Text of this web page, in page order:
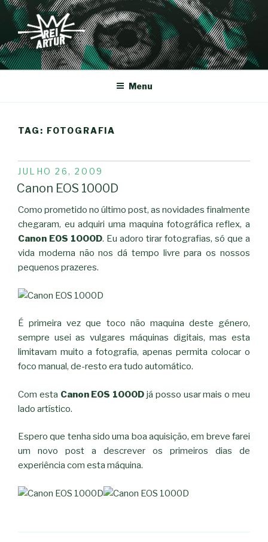
Saltar
para
conteúdo
REI-ARTUR
Menu
TAG: FOTOGRAFIA
PUBLICADO
EM
JULHO 26, 2009
Canon EOS 1000D
Como prometido no último post, as novidades finalmente
chegaram, eu adquiri uma maquina fotográfica reflex, a
Canon EOS 1000D. Eu adoro tirar fotografias, só que a
vida moderna não nos dá tempo livre para os nossos
pequenos prazeres.
É primeira vez que toco não maquina deste género,
sempre usei as vulgares máquinas digitais, mas esta
limitavam muito a fotografia, apenas permita colocar o
foco manual, de-resto era tudo automático.
Com esta Canon EOS 1000D já posso usar mais o meu
lado artístico.
Espero que tenha sido uma boa aquisição, em breve farei
um novo post a descrever os primeiros dias de
experiência com esta máquina.